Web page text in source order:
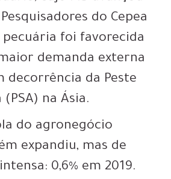
do Cepea
foi favorecida
demanda externa
decorrência da Peste
na Ásia.
do agronegócio
expandiu, mas de
0,6% em 2019.